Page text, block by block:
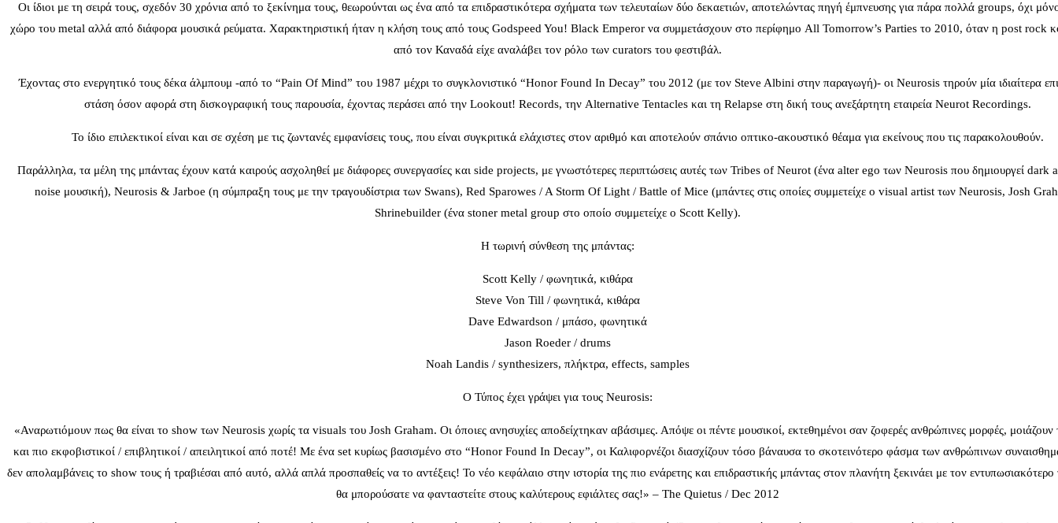
Οι ίδιοι με τη σειρά τους, σχεδόν 30 χρόνια από το ξεκίνημα τους, θεωρούνται ως ένα από τα επιδραστικότερα σχήματα των τελευταίων δύο δεκαετιών, αποτελώντας πηγή έμπνευσης για πάρα πολλά groups, όχι
χώρο του metal αλλά από διάφορα μουσικά ρεύματα. Χαρακτηριστική ήταν η κλήση τους από τους Godspeed You! Black Emperor να συμμετάσχουν στο περίφημο All Tomorrow’s Parties το 2010, όταν η post rock
από τον Καναδά είχε αναλάβει τον ρόλο των curators του φεστιβάλ.
Έχοντας στο ενεργητικό τους δέκα άλμπουμ -από το “Pain Of Mind” του 1987 μέχρι το συγκλονιστικό “Honor Found In Decay” του 2012 (με τον Steve Albini στην παραγωγή)- οι Neurosis τηρούν μία ιδιαίτερα
στάση όσον αφορά στη δισκογραφική τους παρουσία, έχοντας περάσει από την Lookout! Records, την Alternative Tentacles και τη Relapse στη δική τους ανεξάρτητη εταιρεία Neurot Recordings.
Το ίδιο επιλεκτικοί είναι και σε σχέση με τις ζωντανές εμφανίσεις τους, που είναι συγκριτικά ελάχιστες στον αριθμό και αποτελούν σπάνιο οπτικο-ακουστικό θέαμα για εκείνους που τις παρακολουθούν.
Παράλληλα, τα μέλη της μπάντας έχουν κατά καιρούς ασχοληθεί με διάφορες συνεργασίες και side projects, με γνωστότερες περιπτώσεις αυτές των Tribes of Neurot (ένα alter ego των Neurosis που δημιουργεί dark
noise μουσική), Neurosis & Jarboe (η σύμπραξη τους με την τραγουδίστρια των Swans), Red Sparowes / A Storm Of Light / Battle of Mice (μπάντες στις οποίες συμμετείχε ο visual artist των Neurosis, Josh
Shrinebuilder (ένα stoner metal group στο οποίο συμμετείχε ο Scott Kelly).
Η τωρινή σύνθεση της μπάντας:
Scott Kelly / φωνητικά, κιθάρα
Steve Von Till / φωνητικά, κιθάρα
Dave Edwardson / μπάσο, φωνητικά
Jason Roeder / drums
Noah Landis / synthesizers, πλήκτρα, effects, samples
Ο Τύπος έχει γράψει για τους Neurosis:
«Αναρωτιόμουν πως θα είναι το show των Neurosis χωρίς τα visuals του Josh Graham. Οι όποιες ανησυχίες αποδείχτηκαν αβάσιμες. Απόψε οι πέντε μουσικοί, εκτεθημένοι σαν ζοφερές ανθρώπινες μορφές, μοιάζουν
και πιο εκφοβιστικοί / επιβλητικοί / απειλητικοί από ποτέ! Με ένα set κυρίως βασισμένο στο “Honor Found In Decay”, οι Καλιφορνέζοι διασχίζουν τόσο βάναυσα το σκοτεινότερο φάσμα των ανθρώπινων
δεν απολαμβάνεις το show τους ή τραβιέσαι από αυτό, αλλά απλά προσπαθείς να το αντέξεις! Το νέο κεφάλαιο στην ιστορία της πιο ενάρετης και επιδραστικής μπάντας στον πλανήτη ξεκινάει με τον
θα μπορούσατε να φανταστείτε στους καλύτερους εφιάλτες σας!» – The Quietus / Dec 2012